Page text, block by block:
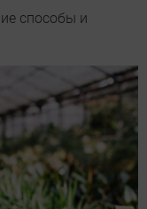
способы и